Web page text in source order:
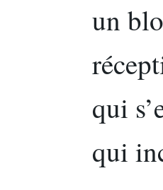
un
qui
qui